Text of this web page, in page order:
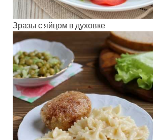
Зразы с яйцом в духовке